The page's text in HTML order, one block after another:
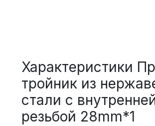
Характеристики
тройник из
стали с
резьбой 28mm*1